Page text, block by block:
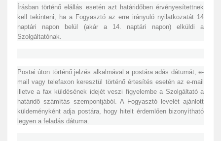
Írásban történő elállás esetén azt határidőben érvényesítettnek
kell tekinteni, ha a Fogyasztó az erre irányuló nyilatkozatát 14
naptári napon belül (akár a 14. naptári napon) elküldi a
Szolgáltatónak.
Postai úton történő jelzés alkalmával a postára adás dátumát, e-
mail vagy telefaxon keresztül történő értesítés esetén az e-mail
illetve a fax küldésének idejét veszi figyelembe a Szolgáltató a
határidő számítás szempontjából. A Fogyasztó levelét ajánlott
küldeményként adja postára, hogy hitelt érdemlően bizonyítható
legyen a feladás dátuma.